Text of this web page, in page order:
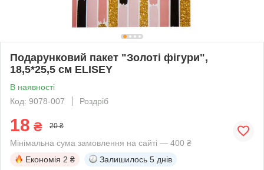
Подарунковий пакет "Золоті фігури",
18,5*25,5 см ELISEY
В наявності
Код: 9078-007
Роздріб
18 ₴ 20 ₴
Мінімальна сума замовлення на сайті — 400 ₴
Економія 2 ₴ Залишилось 5 днів